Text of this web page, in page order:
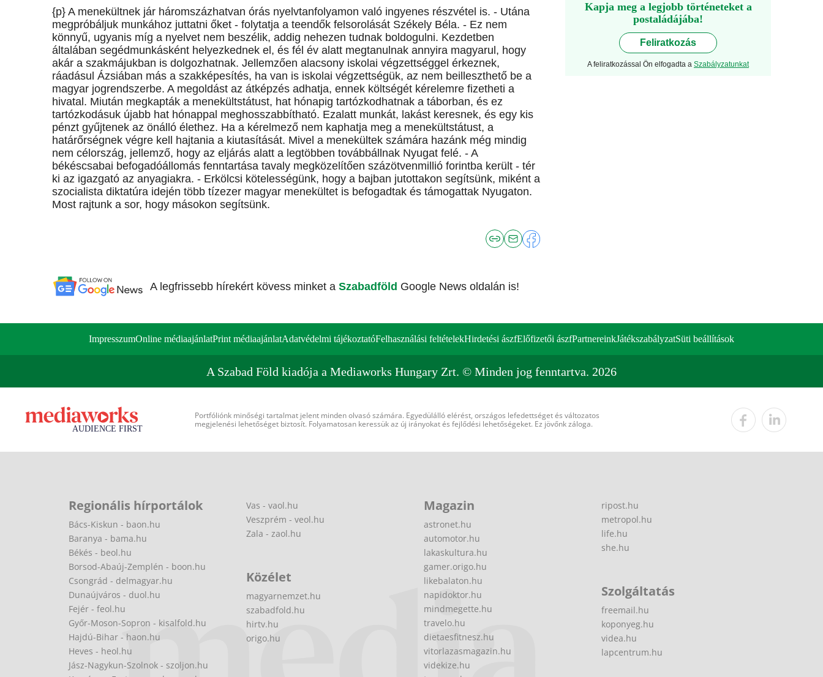
{p} A menekültnek jár háromszázhatvan órás nyelvtanfolyamon való ingyenes részvétel is. - Utána
megpróbáljuk munkához juttatni őket - folytatja a teendők felsorolását Székely Béla. - Ez nem
könnyű, ugyanis míg a nyelvet nem beszélik, addig nehezen tudnak boldogulni. Kezdetben
általában segédmunkásként helyezkednek el, és fél év alatt megtanulnak annyira magyarul, hogy
akár a szakmájukban is dolgozhatnak. Jellemzően alacsony iskolai végzettséggel érkeznek,
ráadásul Ázsiában más a szakképesítés, ha van is iskolai végzettségük, az nem beilleszthető be a
magyar jogrendszerbe. A megoldást az átképzés adhatja, ennek költségét kérelemre fizetheti a
hivatal. Miután megkapták a menekültstátust, hat hónapig tartózkodhatnak a táborban, és ez
tartózkodásuk újabb hat hónappal meghosszabbítható. Ezalatt munkát, lakást keresnek, és egy kis
pénzt gyűjtenek az önálló élethez. Ha a kérelmező nem kaphatja meg a menekültstátust, a
határőrségnek végre kell hajtania a kiutasítását. Mivel a menekültek számára hazánk még mindig
nem célország, jellemző, hogy az eljárás alatt a legtöbben továbbállnak Nyugat felé. - A
békéscsabai befogadóállomás fenntartása tavaly megközelítően százötvenmillió forintba került - tér
ki az igazgató az anyagiakra. - Erkölcsi kötelességünk, hogy a bajban jutottakon segítsünk, miként a
szocialista diktatúra idején több tízezer magyar menekültet is befogadtak és támogattak Nyugaton.
Most rajtunk a sor, hogy másokon segítsünk.
A legfrissebb hírekért kövess minket a Szabadföld Google News oldalán is!
Kapja meg a legjobb történeteket a
postaládájába!
Feliratkozás
A feliratkozással Ön elfogadta a Szabályzatunkat
ImpresszumOnline médiaajánlatPrint médiaajánlatAdatvédelmi tájékoztatóFelhasználási feltételekHirdetési ászfElőfizetői ászfPartnereinkJátékszabályzatSüti beállítások
A Szabad Föld kiadója a Mediaworks Hungary Zrt. © Minden jog fenntartva. 2026
Portfóliónk minőségi tartalmat jelent minden olvasó számára. Egyedülálló elérést, országos lefedettséget és változatos
megjelenési lehetőséget biztosít. Folyamatosan keressük az új irányokat és fejlődési lehetőségeket. Ez jövőnk záloga.
Regionális hírportálok
Bács-Kiskun - baon.hu
Baranya - bama.hu
Békés - beol.hu
Borsod-Abaúj-Zemplén - boon.hu
Csongrád - delmagyar.hu
Dunaújváros - duol.hu
Fejér - feol.hu
Győr-Moson-Sopron - kisalfold.hu
Hajdú-Bihar - haon.hu
Heves - heol.hu
Jász-Nagykun-Szolnok - szoljon.hu
Vas - vaol.hu
Veszprém - veol.hu
Zala - zaol.hu
Közélet
magyarnemzet.hu
szabadfold.hu
hirtv.hu
origo.hu
Magazin
astronet.hu
automotor.hu
lakaskultura.hu
gamer.origo.hu
likebalaton.hu
napidoktor.hu
mindmegette.hu
travelo.hu
dietaesfitnesz.hu
vitorlazasmagazin.hu
videkize.hu
ripost.hu
metropol.hu
life.hu
she.hu
Szolgáltatás
freemail.hu
koponyeg.hu
videa.hu
lapcentrum.hu